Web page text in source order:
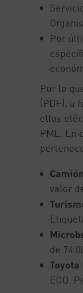
Por
Por lo
(PDF), a
ellos
PME. En
valor
de
ECO.